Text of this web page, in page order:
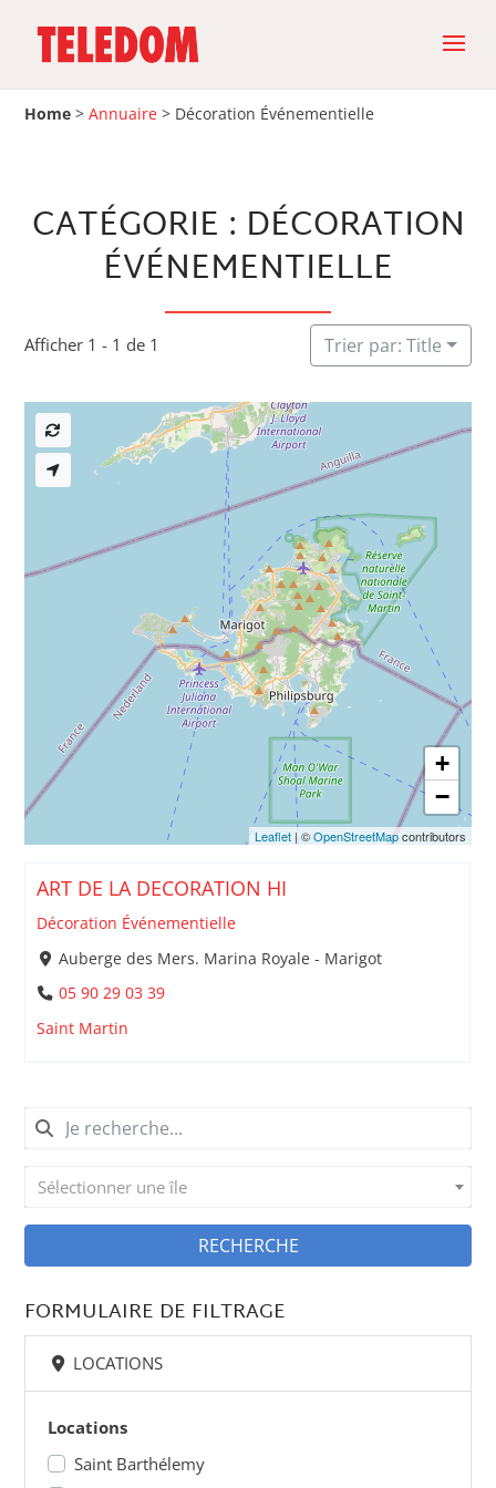
Home >Annuaire > Décoration Événementielle
CATÉGORIE : DÉCORATION
ÉVÉNEMENTIELLE
Afficher 1 - 1 de 1 Trier par: Title
ART DE LA DECORATION HI
Décoration Événementielle
Auberge des Mers. Marina Royale - Marigot
05 90 29 03 39
Saint Martin
+
−
Leaflet| ©OpenStreetMapcontributors
Sélectionner une île
RECHERCHE
FORMULAIRE DE FILTRAGE
LOCATIONS
Locations
Saint Barthélemy